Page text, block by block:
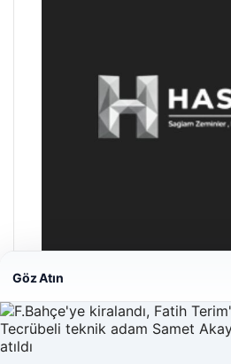
Enes Kaplan Avukatlık Bürosu
28/04/2026
Göz Atın